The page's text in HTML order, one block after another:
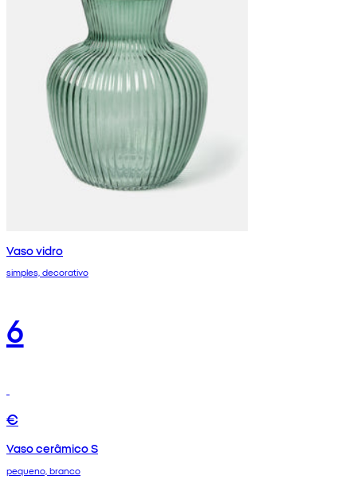
Vaso vidro
simples, decorativo
6
€
Vaso cerâmico S
pequeno, branco